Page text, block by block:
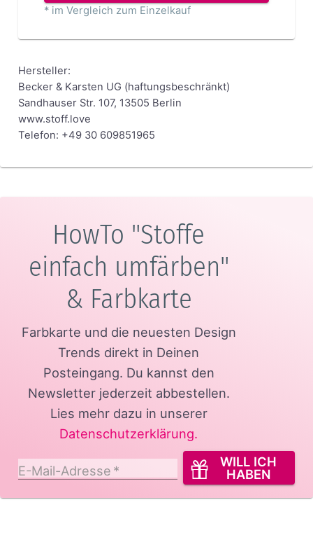
* im Vergleich zum Einzelkauf
Hersteller:
Becker & Karsten UG (haftungsbeschränkt)
Sandhauser Str. 107, 13505 Berlin
www.stoff.love
Telefon: +49 30 609851965
HowTo "Stoffe
einfach umfärben"
& Farbkarte
Farbkarte und die neuesten Design
Trends direkt in Deinen
Posteingang. Du kannst den
Newsletter jederzeit abbestellen.
Lies mehr dazu in unserer
Datenschutzerklärung.
E-Mail-Adresse *
WILL ICH
HABEN